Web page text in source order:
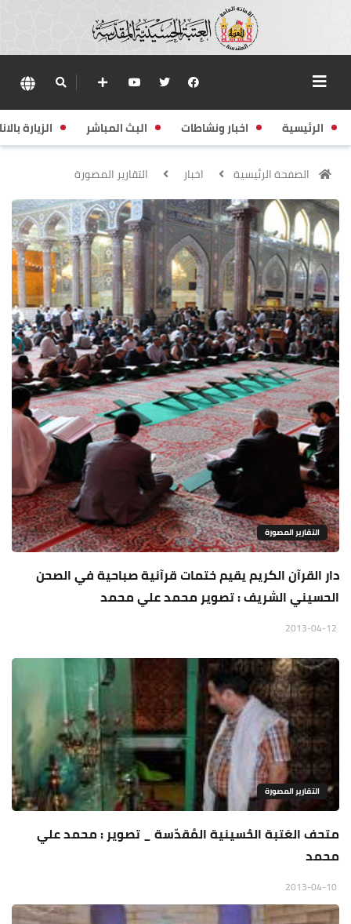
الرئيسية اخبار ونشاطات البث المباشر الزيارة
الصفحة الرئيسية اخبار التقارير المصورة
التقارير المصورة
دار القرآن الكريم يقيم ختمات قرآنية صباحية في الصحن
الحسيني الشريف : تصوير محمد علي محمد
التقارير المصورة
متحف العَتبة الحُسينية المُقدّسة _ تصوير : محمد علي
محمد